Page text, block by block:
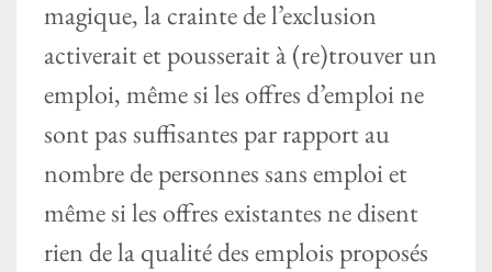
magique, la crainte de l’exclusion
activerait et pousserait à (re)trouver un
emploi, même si les offres d’emploi ne
sont pas suffisantes par rapport au
nombre de personnes sans emploi et
même si les offres existantes ne disent
rien de la qualité des emplois proposés